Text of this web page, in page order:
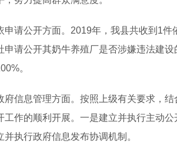
申请公开方面。2019年，我县共收到1
申请公开其奶牛养殖厂是否涉嫌违法建
。
府信息管理方面。按照上级有关要求，
工作的顺利开展。一是建立并执行主动
并执行政府信息发布协调机制。